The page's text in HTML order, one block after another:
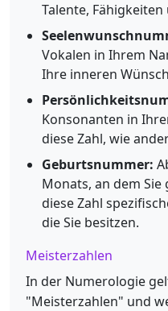
Talente, Fähigkeiten
Vokalen in Ihrem
Ihre inneren
Konsonanten in
diese Zahl, wie
Geburtsnummer:
Monats, an dem
diese Zahl
die Sie besitzen.
Meisterzahlen
In der Numerologie
"Meisterzahlen" und